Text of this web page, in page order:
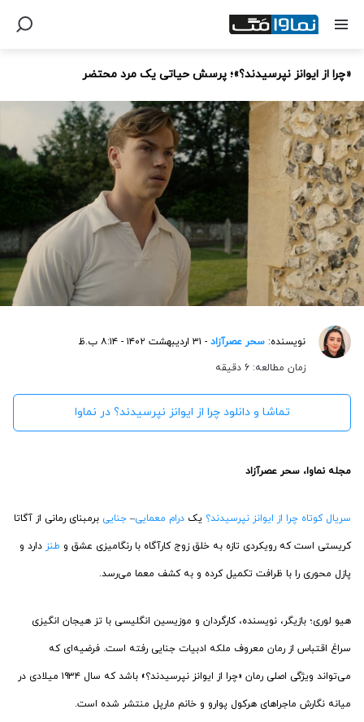
«چرا از ایوانز نپرسیدند؟»؛ پرسش حیاتی یک مرد محتضر
نویسنده: سحر عصرآزاد - ۳۱ اردیبهشت ۱۴۰۲ - ۸:۱۴ ب.ظ
زمان مطالعه: 6 دقیقه
تماشا و دانلود چرا از ایوانز نپرسیدند؟ در نماوا
مجله نماوا، سحر عصرآزاد
سریال کوتاه چرا از ایوانز نپرسیدند؟ یک درام معمایی– جنایی برمبنای رمانی از آگاتا
کریستی است که رویکردی تازه به خلق زوج کارآگاه با رنگامیزی عشق و طنز دارد و
پازل محوری را با ظرافت تکمیل کرده و به کشف معما می‌رسد.
هیو لوری؛ بازیگر، نویسنده، کارگردان و موزیسین انگلیسی با تز هیجان انگیزی
سراغ اقتباس از رمان معروف ملکه ادبیات جنایی رفته است. فرضیه‌ای که
می‌تواند ویژگی اصلی رمان «چرا از ایوانز نپرسیدند؟» باشد که سال ۱۹۳۴ میلادی در
میانه نگارش ماجراهای هرکول پوارو و خانم مارپل منتشر شده است.